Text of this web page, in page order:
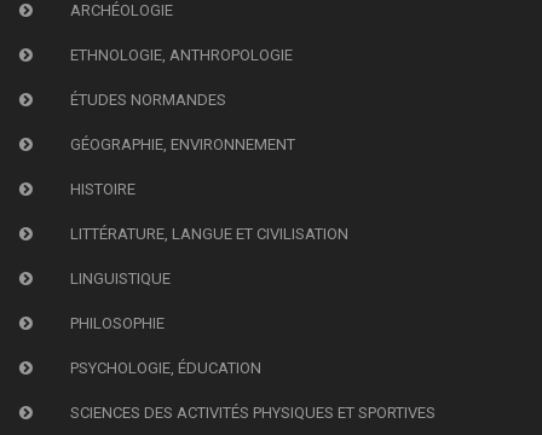
ARCHÉOLOGIE
ETHNOLOGIE, ANTHROPOLOGIE
ÉTUDES NORMANDES
GÉOGRAPHIE, ENVIRONNEMENT
HISTOIRE
LITTÉRATURE, LANGUE ET CIVILISATION
LINGUISTIQUE
PHILOSOPHIE
PSYCHOLOGIE, ÉDUCATION
SCIENCES DES ACTIVITÉS PHYSIQUES ET SPORTIVES